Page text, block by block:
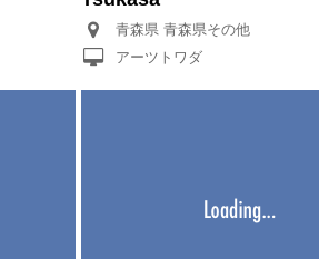
青森県 青森県その他
アーツトワダ